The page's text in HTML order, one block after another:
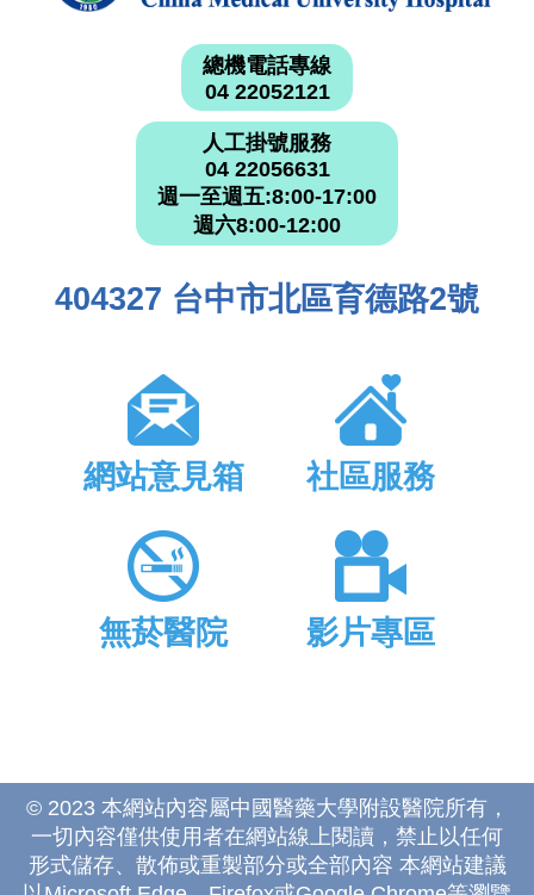
總機電話專線
04 22052121
人工掛號服務
04 22056631
週一至週五:8:00-17:00
週六8:00-12:00
404327 台中市北區育德路2號
網站意見箱 社區服務
無菸醫院 影片專區
© 2023 本網站內容屬中國醫藥大學附設醫院所有，
一切內容僅供使用者在網站線上閱讀，禁止以任何
形式儲存、散佈或重製部分或全部內容 本網站建議